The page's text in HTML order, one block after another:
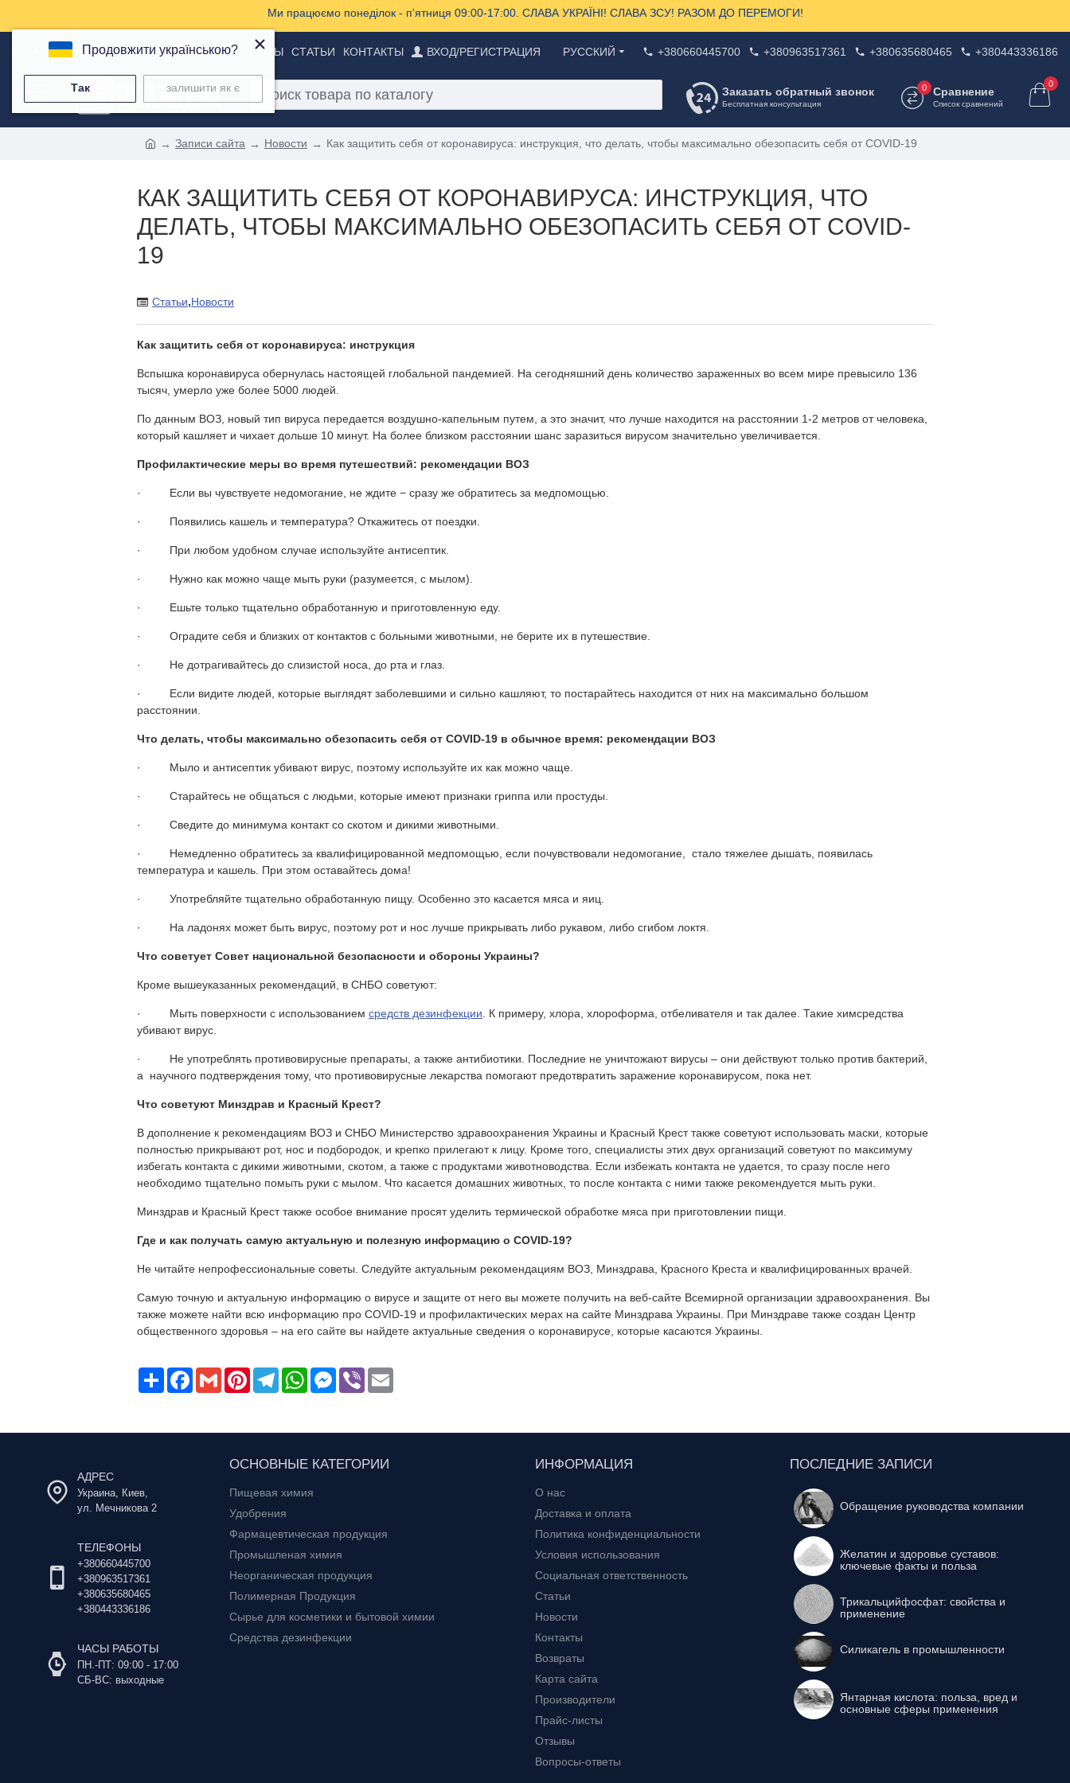
Ми працюємо понеділок - п'ятниця 09:00-17:00. СЛАВА УКРАЇНІ! СЛАВА ЗСУ! РАЗОМ ДО ПЕРЕМОГИ!
ТОВАРЫ ДОСТАВКА И ОПЛАТА ОТЗЫВЫ СТАТЬИ КОНТАКТЫ ВХОД/РЕГИСТРАЦИЯ РУССКИЙ +380660445700 +380963517361 +380635680465 +380443336186
Заказать обратный звонок
Бесплатная консультация
Сравнение
Список сравнений
0 0
Записи сайта Новости Как защитить себя от коронавируса: инструкция, что делать, чтобы максимально обезопасить себя от COVID-19
КАК ЗАЩИТИТЬ СЕБЯ ОТ КОРОНАВИРУСА: ИНСТРУКЦИЯ, ЧТО
ДЕЛАТЬ, ЧТОБЫ МАКСИМАЛЬНО ОБЕЗОПАСИТЬ СЕБЯ ОТ COVID-
19
Статьи,Новости
Как защитить себя от коронавируса: инструкция
Вспышка коронавируса обернулась настоящей глобальной пандемией. На сегодняшний день количество зараженных во всем мире превысило 136
тысяч, умерло уже более 5000 людей.
По данным ВОЗ, новый тип вируса передается воздушно-капельным путем, а это значит, что лучше находится на расстоянии 1-2 метров от человека,
который кашляет и чихает дольше 10 минут. На более близком расстоянии шанс заразиться вирусом значительно увеличивается.
Профилактические меры во время путешествий: рекомендации ВОЗ
· Если вы чувствуете недомогание, не ждите − сразу же обратитесь за медпомощью.
· Появились кашель и температура? Откажитесь от поездки.
· При любом удобном случае используйте антисептик.
· Нужно как можно чаще мыть руки (разумеется, с мылом).
· Ешьте только тщательно обработанную и приготовленную еду.
· Оградите себя и близких от контактов с больными животными, не берите их в путешествие.
· Не дотрагивайтесь до слизистой носа, до рта и глаз.
· Если видите людей, которые выглядят заболевшими и сильно кашляют, то постарайтесь находится от них на максимально большом
расстоянии.
Что делать, чтобы максимально обезопасить себя от COVID-19 в обычное время: рекомендации ВОЗ
· Мыло и антисептик убивают вирус, поэтому используйте их как можно чаще.
· Старайтесь не общаться с людьми, которые имеют признаки гриппа или простуды.
· Сведите до минимума контакт со скотом и дикими животными.
· Немедленно обратитесь за квалифицированной медпомощью, если почувствовали недомогание, стало тяжелее дышать, появилась
температура и кашель. При этом оставайтесь дома!
· Употребляйте тщательно обработанную пищу. Особенно это касается мяса и яиц.
· На ладонях может быть вирус, поэтому рот и нос лучше прикрывать либо рукавом, либо сгибом локтя.
Что советует Совет национальной безопасности и обороны Украины?
Кроме вышеуказанных рекомендаций, в СНБО советуют:
· Мыть поверхности с использованием средств дезинфекции . К примеру, хлора, хлороформа, отбеливателя и так далее. Такие химсредства
убивают вирус.
· Не употреблять противовирусные препараты, а также антибиотики. Последние не уничтожают вирусы – они действуют только против бактерий,
а научного подтверждения тому, что противовирусные лекарства помогают предотвратить заражение коронавирусом, пока нет.
Что советуют Минздрав и Красный Крест?
В дополнение к рекомендациям ВОЗ и СНБО Министерство здравоохранения Украины и Красный Крест также советуют использовать маски, которые
полностью прикрывают рот, нос и подбородок, и крепко прилегают к лицу. Кроме того, специалисты этих двух организаций советуют по максимуму
избегать контакта с дикими животными, скотом, а также с продуктами животноводства. Если избежать контакта не удается, то сразу после него
необходимо тщательно помыть руки с мылом. Что касается домашних животных, то после контакта с ними также рекомендуется мыть руки.
Минздрав и Красный Крест также особое внимание просят уделить термической обработке мяса при приготовлении пищи.
Где и как получать самую актуальную и полезную информацию о COVID-19?
Не читайте непрофессиональные советы. Следуйте актуальным рекомендациям ВОЗ, Минздрава, Красного Креста и квалифицированных врачей.
Самую точную и актуальную информацию о вирусе и защите от него вы можете получить на веб-сайте Всемирной организации здравоохранения. Вы
также можете найти всю информацию про COVID-19 и профилактических мерах на сайте Минздрава Украины. При Минздраве также создан Центр
общественного здоровья – на его сайте вы найдете актуальные сведения о коронавирусе, которые касаются Украины.
ПоширитиFacebook
Gmail PinterestTelegramWhatsAppMessenger
Viber
АДРЕС
Украина, Киев,
ул. Мечникова 2
ТЕЛЕФОНЫ
+380660445700
+380963517361
+380635680465
+380443336186
ЧАСЫ РАБОТЫ
ПН.-ПТ: 09:00 - 17:00
СБ-ВС: выходные
ОСНОВНЫЕ КАТЕГОРИИ
Пищевая химия
Удобрения
Фармацевтическая продукция
Промышленая химия
Неорганическая продукция
Полимерная Продукция
Сырье для косметики и бытовой химии
Средства дезинфекции
ИНФОРМАЦИЯ
О нас
Доставка и оплата
Политика конфиденциальности
Условия использования
Социальная ответственность
Статьи
Новости
Контакты
Возвраты
Карта сайта
Производители
Прайс-листы
Отзывы
Вопросы-ответы
ПОСЛЕДНИЕ ЗАПИСИ
Обращение руководства компании
Желатин и здоровье суставов:
ключевые факты и польза
Трикальцийфосфат: свойства и
применение
Силикагель в промышленности
Янтарная кислота: польза, вред и
основные сферы применения
Продовжити українською? ×
Так залишити як є